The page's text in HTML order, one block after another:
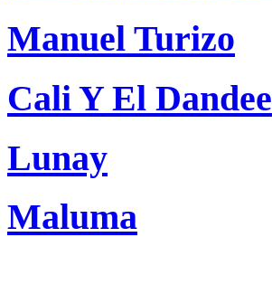
Manuel Turizo
Cali Y El Dandee
Lunay
Maluma